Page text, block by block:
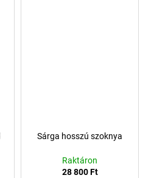
Sárga hosszú szoknya
Raktáron
28 800 Ft